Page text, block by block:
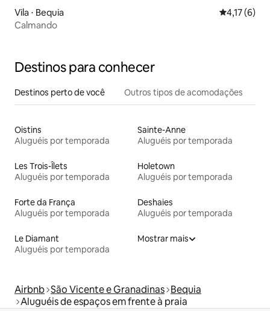
Vila ⋅ Bequia 4,17 de
4,17 (6)
Calmando
Destinos para conhecer
Destinos perto de você Outros tipos de acomodações
Oistins
Aluguéis por temporada
Sainte-Anne
Aluguéis por temporada
Les Trois-Îlets
Aluguéis por temporada
Holetown
Aluguéis por temporada
Forte da França
Aluguéis por temporada
Deshaies
Aluguéis por temporada
Le Diamant
Aluguéis por temporada
Mostrar mais
Airbnb São Vicente e Granadinas Bequia
Aluguéis de espaços em frente à praia